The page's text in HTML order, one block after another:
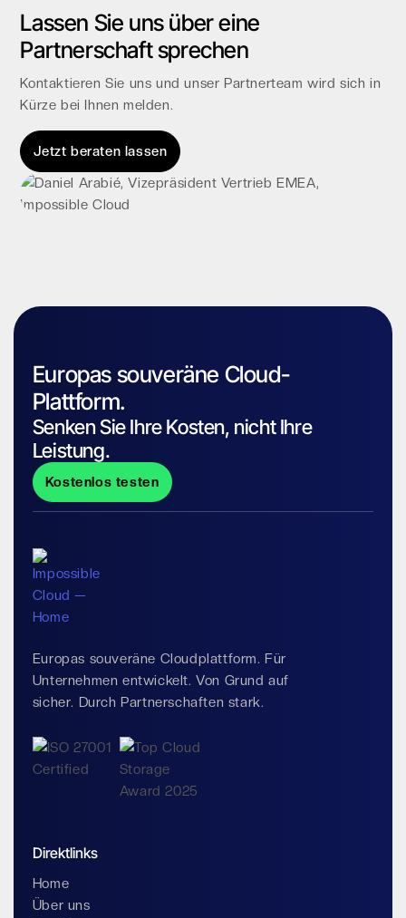
Lassen Sie uns über eine
Partnerschaft sprechen
Kontaktieren Sie uns und unser Partnerteam wird sich in
Kürze bei Ihnen melden.
Jetzt beraten lassen
Europas souveräne Cloud-
Plattform.
Senken Sie Ihre Kosten, nicht Ihre
Leistung.
Kostenlos testen
Europas souveräne Cloudplattform. Für
Unternehmen entwickelt. Von Grund auf
sicher. Durch Partnerschaften stark.
Direktlinks
Home
Über uns